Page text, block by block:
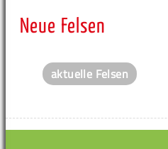
Neue Felsen
aktuelle Felsen